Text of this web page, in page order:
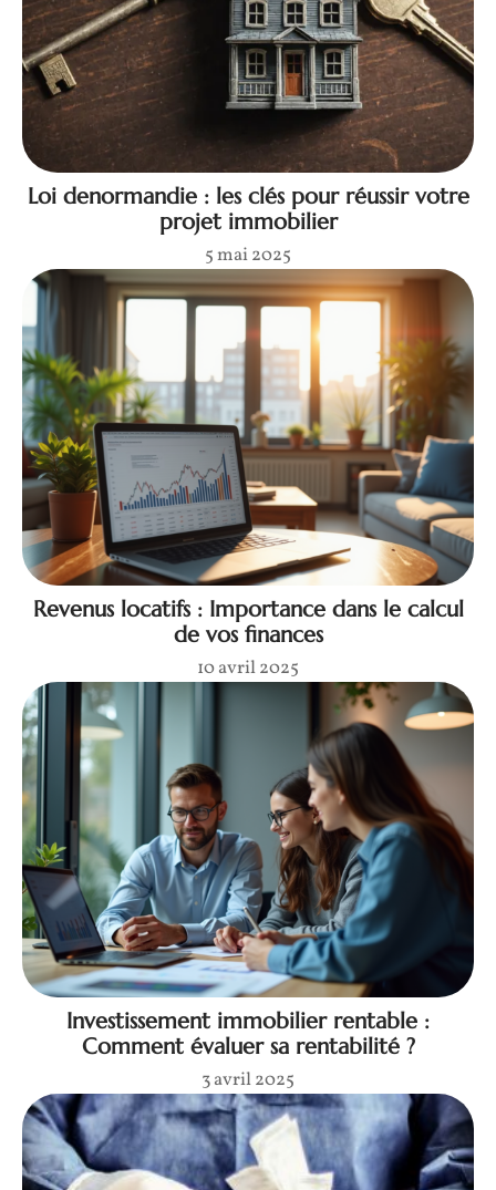
Loi denormandie : les clés pour réussir votre
projet immobilier
5 mai 2025
Revenus locatifs : Importance dans le calcul
de vos finances
10 avril 2025
Investissement immobilier rentable :
Comment évaluer sa rentabilité ?
3 avril 2025